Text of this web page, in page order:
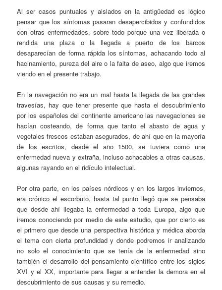
Al ser casos puntuales y aislados en la antigüedad es lógico
pensar que los síntomas pasaran desapercibidos y confundidos
con otras enfermedades, sobre todo porque una vez liberada o
rendida una plaza o la llegada a puerto de los barcos
desaparecían de forma rápida los síntomas, achacando todo al
hacinamiento, pureza del aire o la falta de aseo, algo que iremos
viendo en el presente trabajo.
En la navegación no era un mal hasta la llegada de las grandes
travesías, hay que tener presente que hasta el descubrimiento
por los españoles del continente americano las navegaciones se
hacían costeando, de forma que tanto el abasto de agua y
vegetales frescos estaban asegurados, de ahí que en la mayoría
de los escritos, desde el año 1500, se tuviera como una
enfermedad nueva y extraña, incluso achacables a otras causas,
algunas rayando en el ridículo intelectual.
Por otra parte, en los países nórdicos y en los largos inviernos,
era crónico el escorbuto, hasta tal punto llegó que se pensaba
que desde ahí llegaba la enfermedad a toda Europa, algo que
iremos conociendo por medio de este estudio, que por cierto es
el primero que desde una perspectiva histórica y médica aborda
el tema con cierta profundidad y donde podremos ir analizando
no solo el conocimiento que se tenía de la enfermedad sino
también el desarrollo del pensamiento científico entre los siglos
XVI y el XX, importante para llegar a entender la demora en el
descubrimiento de sus causas y su remedio.